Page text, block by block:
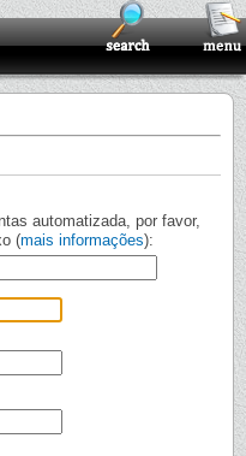
automatizada, por favor,
(mais informações):